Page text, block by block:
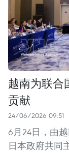
越南为联合
贡献
24/06/2026 09:51
6月24日，由
日本政府共同